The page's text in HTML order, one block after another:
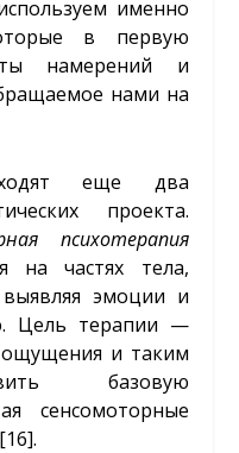
именно
в первую
намерений и
нами на
еще два
проекта.
психотерапия
на частях тела,
эмоции и
Цель терапии —
и таким
базовую
сенсомоторные
[16].